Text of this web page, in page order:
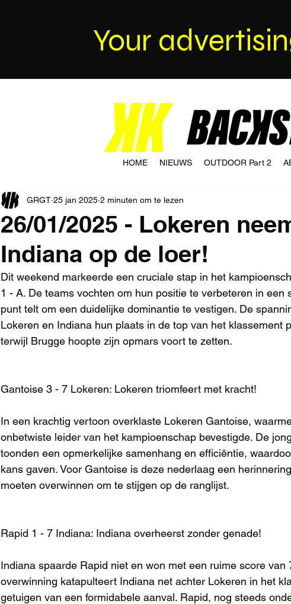
Your
HOME NIEUWS OUTDOOR Part 2
26/01/2025 - Lokeren
Indiana op de loer!
GRGT 25 jan 2025 2 minuten om te lezen
Dit weekend markeerde een cruciale stap in het
1 - A. De teams vochten om hun positie te verbeteren in een
punt telt om een duidelijke dominantie te vestigen. De
Lokeren en Indiana hun plaats in de top van het klassement
terwijl Brugge hoopte zijn opmars voort te zetten.
Gantoise 3 - 7 Lokeren: Lokeren triomfeert met kracht!
In een krachtig vertoon overklaste Lokeren Gantoise,
onbetwiste leider van het kampioenschap bevestigde. De
toonden een opmerkelijke samenhang en efficiëntie,
kans gaven. Voor Gantoise is deze nederlaag een
moeten overwinnen om te stijgen op de ranglijst.
Rapid 1 - 7 Indiana: Indiana overheerst zonder genade!
Indiana spaarde Rapid niet en won met een ruime score van
overwinning katapulteert Indiana net achter Lokeren in het
getuigen van een formidabele aanval. Rapid, nog steeds